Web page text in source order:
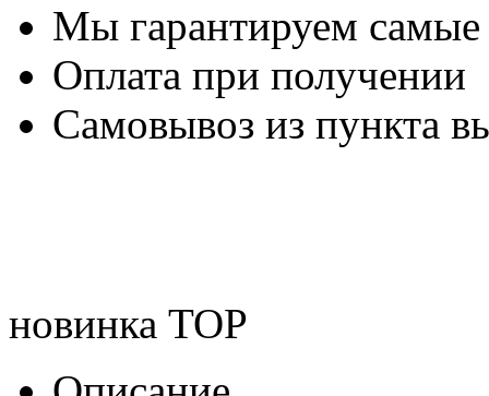
Мы гарантируем
Оплата при получении
Самовывоз из пункта
новинка TOP